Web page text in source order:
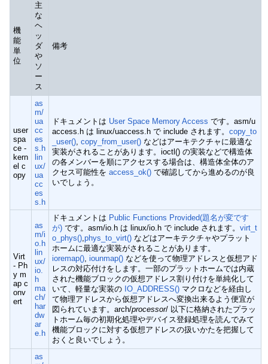
機
能
単
位
主
な
ヘ
ッ
ダ
や
ソ
ー
ス
備考
user
spa
ce -
kern
el c
opy
as
m/
ua
cc
es
s.h
lin
ux/
ua
cc
es
s.h
ドキュメントは User Space Memory Access です。asm/u
access.h は linux/uaccess.h で include されます。copy_to
_user(),copy_from_user() などはアーキテクチャに最適な
実装がされることがあります。ioctl() の実装などで構造体
の各メンバーを順にアクセスする場合は、構造体全体のア
クセス可能性をaccess_ok() で確認してから進めるのが良
いでしょう。
Virt
- Ph
y m
ap c
onv
ert
as
m/i
o.h
lin
ux/
io.
h
ma
ch/
har
dw
ar
e.h
ドキュメントは Public Functions Provided(題名が変です
が) です。asm/io.h は linux/io.h で include されます。virt_t
o_phys(),phys_to_virt() などはアーキテクチャやプラット
ホームに最適な実装がされることがあります。
ioremap(),iounmap() などを使って物理アドレスと仮想アド
レスの対応付けをします。一部のプラットホームでは内蔵
された機能ブロックの仮想アドレス割り付けを単純化して
いて、軽量な実装の IO_ADDRESS() マクロなどを経由し
て物理アドレスから仮想アドレスへ変換出来るよう便宜が
図られています。arch/processor/ 以下に格納されたプラッ
トホーム毎の初期化処理やデバイス登録処理を読んでみて
機能ブロックに対する仮想アドレスの扱いかたを把握して
おくと良いでしょう。
as